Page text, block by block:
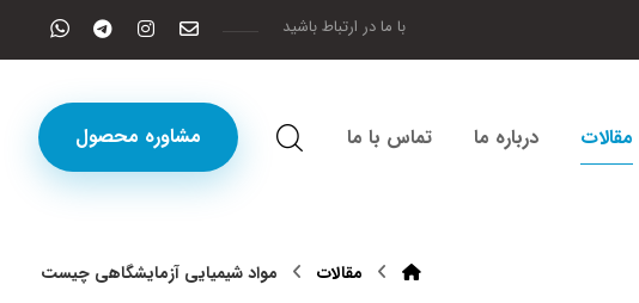
با ما در ارتباط باشید
مشاوره محصول مقالات درباره ما تماس با ما
مقالات مواد شیمیایی آزمایشگاهی چیست